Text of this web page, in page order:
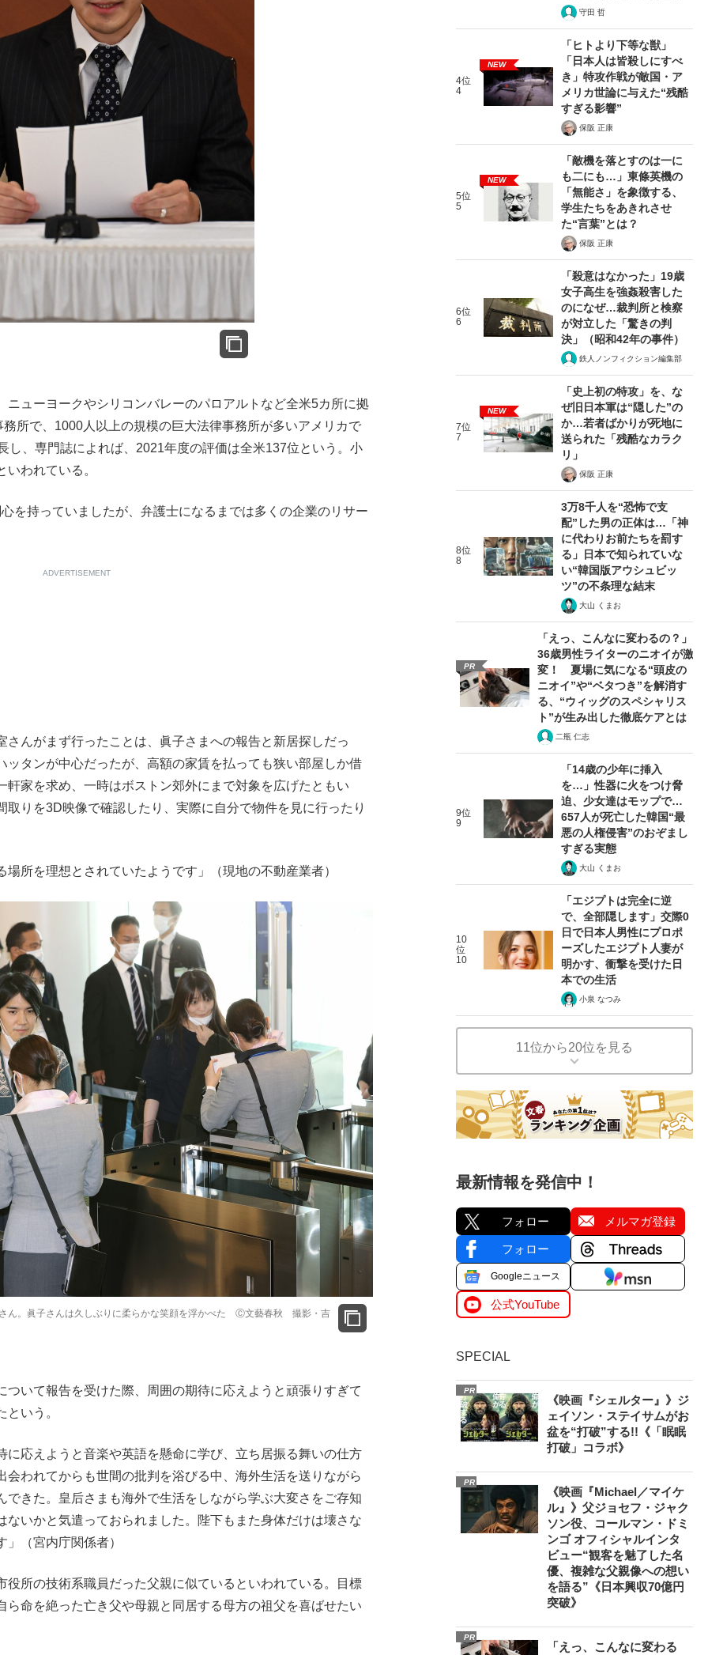
ューヨークやシリコンバレーのパロアルトなど全米5カ所に拠
所で、1000人以上の規模の巨大法律事務所が多いアメリカで
し、専門誌によれば、2021年度の評価は全米137位という。小
われている。
を持っていましたが、弁護士になるまでは多くの企業のリサー
ADVERTISEMENT
んがまず行ったことは、眞子さまへの報告と新居探しだっ
ッタンが中心だったが、高額の家賃を払っても狭い部屋しか借
軒家を求め、一時はボストン郊外にまで対象を広げたともい
りを3D映像で確認したり、実際に自分で物件を見に行ったり
所を理想とされていたようです」（現地の不動産業者）
ん。眞子さんは久しぶりに柔らかな笑顔を浮かべた Ⓒ文藝春秋 撮影・吉
いて報告を受けた際、周囲の期待に応えようと頑張りすぎて
いう。
に応えようと音楽や英語を懸命に学び、立ち居振る舞いの仕方
われてからも世間の批判を浴びる中、海外生活を送りながら
できた。皇后さまも海外で生活をしながら学ぶ大変さをご存知
ないかと気遣っておられました。陛下もまた身体だけは壊さな
（宮内庁関係者）
所の技術系職員だった父親に似ているといわれている。目標
ら命を絶った亡き父や母親と同居する母方の祖父を喜ばせたい
守田 哲
4位
4
NEW
「ヒトより下等な獣」
「日本人は皆殺しにすべ
き」特攻作戦が敵国・ア
メリカ世論に与えた“残酷
すぎる影響”
保阪 正康
5位
5
NEW
「敵機を落とすのは一に
も二にも…」東條英機の
「無能さ」を象徴する、
学生たちをあきれさせ
た“言葉”とは？
保阪 正康
6位
6
「殺意はなかった」19歳
女子高生を強姦殺害した
のになぜ…裁判所と検察
が対立した「驚きの判
決」（昭和42年の事件）
鉄人ノンフィクション編集部
7位
7
NEW
「史上初の特攻」を、な
ぜ旧日本軍は“隠した”の
か…若者ばかりが死地に
送られた「残酷なカラク
リ」
保阪 正康
8位
8
3万8千人を“恐怖で支
配”した男の正体は…「神
に代わりお前たちを罰す
る」日本で知られていな
い“韓国版アウシュビッ
ツ”の不条理な結末
大山 くまお
PR
「えっ、こんなに変わるの？」
36歳男性ライターのニオイが激
変！ 夏場に気になる“頭皮の
ニオイ”や“ベタつき”を解消す
る、“ウィッグのスペシャリス
ト”が生み出した徹底ケアとは
二瓶 仁志
9位
9
「14歳の少年に挿入
を…」性器に火をつけ脅
迫、少女達はモップで…
657人が死亡した韓国“最
悪の人権侵害”のおぞまし
すぎる実態
大山 くまお
10
位
10
「エジプトは完全に逆
で、全部隠します」交際0
日で日本人男性にプロポ
ーズしたエジプト人妻が
明かす、衝撃を受けた日
本での生活
小泉 なつみ
11位から20位を見る
最新情報を発信中！
フォロー メルマガ登録
フォロー
Googleニュース
公式YouTube
SPECIAL
PR
《映画『シェルター』》ジ
ェイソン・ステイサムがお
盆を“打破”する!!《「眠眠
打破」コラボ》
PR
《映画『Michael／マイケ
ル』》父ジョセフ・ジャク
ソン役、コールマン・ドミ
ンゴ オフィシャルインタ
ビュー“観客を魅了した名
優、複雑な父親像への想い
を語る”《日本興収70億円
突破》
PR
「えっ、こんなに変わる